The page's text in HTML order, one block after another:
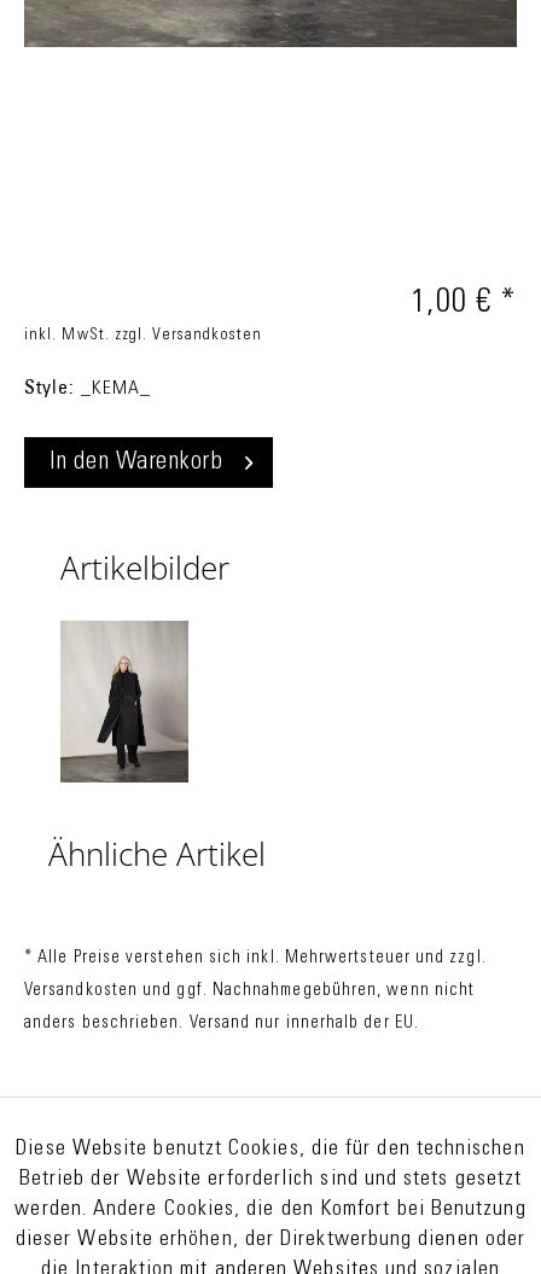
1,00 € *
inkl. MwSt. zzgl. Versandkosten
Style: _KEMA_
In den Warenkorb
Artikelbilder
Ähnliche Artikel
* Alle Preise verstehen sich inkl. Mehrwertsteuer und zzgl.
Versandkosten und ggf. Nachnahmegebühren, wenn nicht
anders beschrieben. Versand nur innerhalb der EU.
Diese Website benutzt Cookies, die für den technischen
Betrieb der Website erforderlich sind und stets gesetzt
werden. Andere Cookies, die den Komfort bei Benutzung
dieser Website erhöhen, der Direktwerbung dienen oder